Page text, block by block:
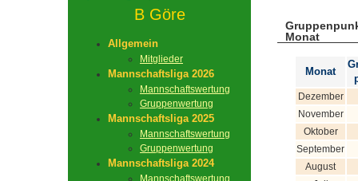
B Göre
Allgemein
Mitglieder
Mannschaftsliga 2026
Mannschaftswertung
Gruppenwertung
Mannschaftsliga 2025
Mannschaftswertung
Gruppenwertung
Mannschaftsliga 2024
Mannschaftswertung
Monat
Monat
Dezember
November
Oktober
September
August